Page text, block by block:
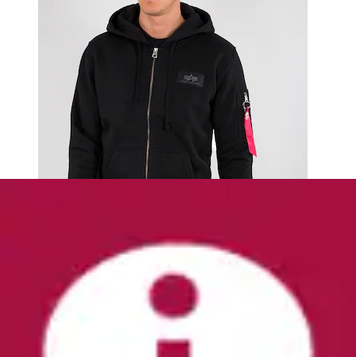
Kapuzensweatjacke mit markanten Nähten